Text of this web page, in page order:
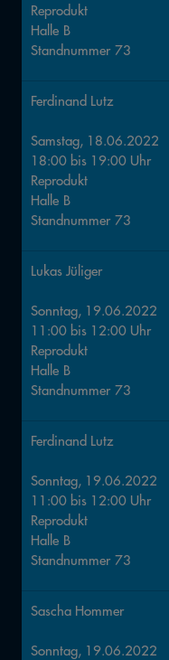
Reprodukt
Halle B
Standnummer 73
Ferdinand Lutz
Samstag, 18.06.2022
18:00 bis 19:00 Uhr
Reprodukt
Halle B
Standnummer 73
Lukas Jüliger
Sonntag, 19.06.2022
11:00 bis 12:00 Uhr
Reprodukt
Halle B
Standnummer 73
Ferdinand Lutz
Sonntag, 19.06.2022
11:00 bis 12:00 Uhr
Reprodukt
Halle B
Standnummer 73
Sascha Hommer
Sonntag, 19.06.2022